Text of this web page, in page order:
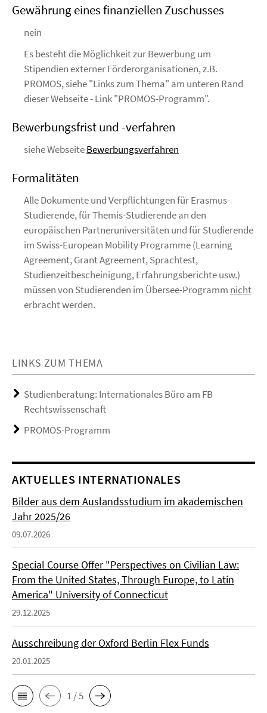
Gewährung eines finanziellen Zuschusses
nein
Es besteht die Möglichkeit zur Bewerbung um
Stipendien externer Förderorganisationen, z.B.
PROMOS, siehe "Links zum Thema" am unteren Rand
dieser Webseite - Link "PROMOS-Programm".
Bewerbungsfrist und -verfahren
siehe WebseiteBewerbungsverfahren
Formalitäten
Alle Dokumente und Verpflichtungen für Erasmus-
Studierende, für Themis-Studierende an den
europäischen Partneruniversitäten und für Studierende
im Swiss-European Mobility Programme (Learning
Agreement, Grant Agreement, Sprachtest,
Studienzeitbescheinigung, Erfahrungsberichte usw.)
müssen von Studierenden im Übersee-Programm nicht
erbracht werden.
LINKS ZUM THEMA
Studienberatung: Internationales Büro am FB
Rechtswissenschaft
PROMOS-Programm
AKTUELLES INTERNATIONALES
Bilder aus dem Auslandsstudium im akademischen
Jahr 2025/26
09.07.2026
Special Course Offer "Perspectives on Civilian Law:
From the United States, Through Europe, to Latin
America" University of Connecticut
29.12.2025
Ausschreibung der Oxford Berlin Flex Funds
20.01.2025
1 / 5